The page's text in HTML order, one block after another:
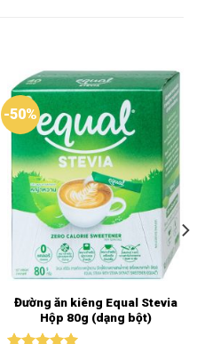
-50%
Đường ăn kiêng Equal Stevia
Hộp 80g (dạng bột)